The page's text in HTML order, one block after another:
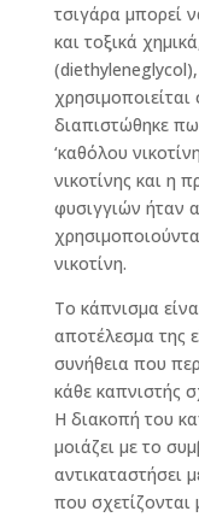
τσιγάρα μπορεί
και τοξικά
διαπιστώθηκε
‘καθόλου
νικοτίνης και η
φυσιγγιών ήταν
νικοτίνη.
To κάπνισμα
αποτέλεσμα της
συνήθεια που
κάθε καπνιστής
Η διακοπή του
μοιάζει με το
αντικαταστήσει
που